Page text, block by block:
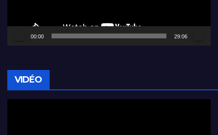
00:00 29:06
VIDÉO